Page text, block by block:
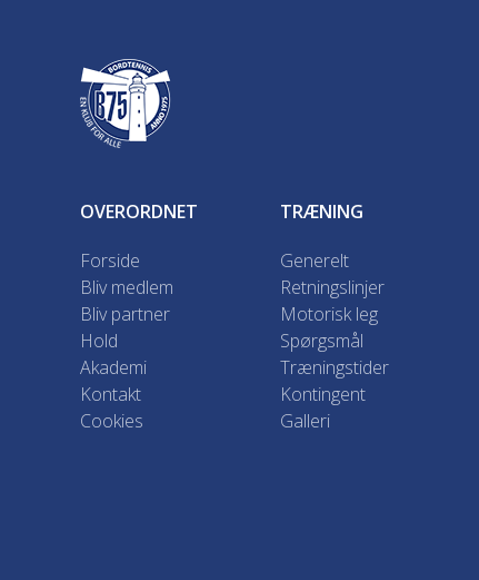
OVERORDNET
Forside
Bliv medlem
Bliv partner
Hold
Akademi
Kontakt
Cookies
TRÆNING
Generelt
Retningslinjer
Motorisk leg
Spørgsmål
Træningstider
Kontingent
Galleri